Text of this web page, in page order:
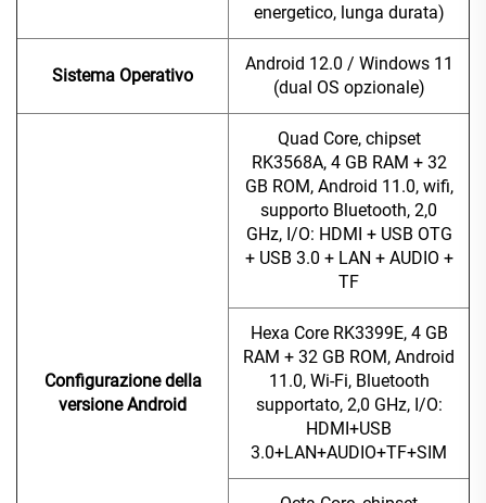
energetico, lunga durata)
Sistema Operativo
Android 12.0 / Windows 11
(dual OS opzionale)
Configurazione della
versione Android
Quad Core, chipset
RK3568A, 4 GB RAM + 32
GB ROM, Android 11.0, wifi,
supporto Bluetooth, 2,0
GHz, I/O: HDMI + USB OTG
+ USB 3.0 + LAN + AUDIO +
TF
Hexa Core RK3399E, 4 GB
RAM + 32 GB ROM, Android
11.0, Wi-Fi, Bluetooth
supportato, 2,0 GHz, I/O:
HDMI+USB
3.0+LAN+AUDIO+TF+SIM